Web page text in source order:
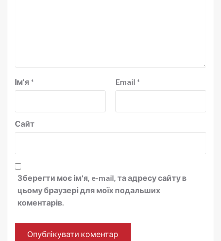
Ім'я * Email *
Сайт
Зберегти моє ім'я, e-mail, та адресу сайту в
цьому браузері для моїх подальших
коментарів.